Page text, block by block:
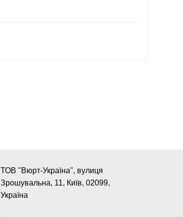
ТОВ "Вюрт-Україна", вулиця
Зрошувальна, 11, Київ, 02099,
Україна